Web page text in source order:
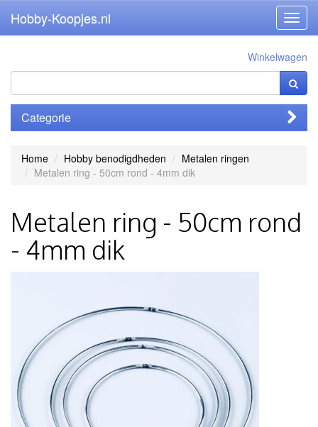
Hobby-Koopjes.nl
Winkelwagen
Categorie
Home Hobby benodigdheden
Metalen ringen
Metalen ring - 50cm rond - 4mm dik
Metalen ring - 50cm rond
- 4mm dik